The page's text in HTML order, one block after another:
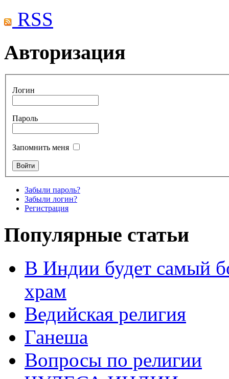
RSS
Авторизация
Логин
Пароль
Запомнить меня
Забыли пароль?
Забыли логин?
Регистрация
Популярные статьи
В Индии будет самый
храм
Ведийская религия
Ганеша
Вопросы по религии